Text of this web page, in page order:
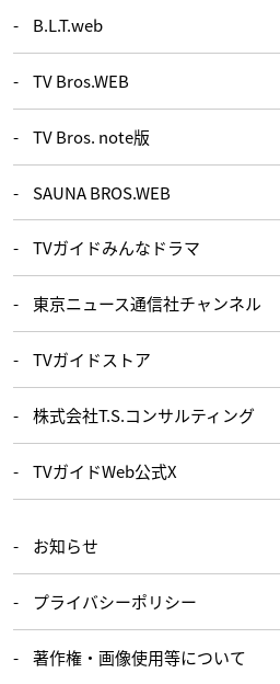
B.L.T.web
TV Bros.WEB
TV Bros. note版
SAUNA BROS.WEB
TVガイドみんなドラマ
東京ニュース通信社チャンネル
TVガイドストア
株式会社T.S.コンサルティング
TVガイドWeb公式X
お知らせ
プライバシーポリシー
著作権・画像使用等について